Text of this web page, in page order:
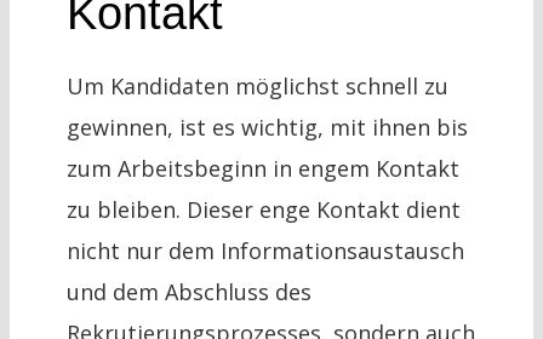
Kontakt
Um Kandidaten möglichst schnell zu
gewinnen, ist es wichtig, mit ihnen bis
zum Arbeitsbeginn in engem Kontakt
zu bleiben. Dieser enge Kontakt dient
nicht nur dem Informationsaustausch
und dem Abschluss des
Rekrutierungsprozesses, sondern auch